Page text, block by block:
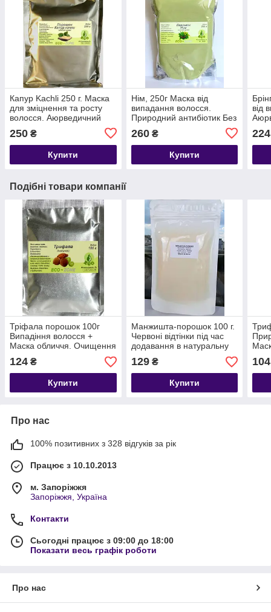
Капур Kachli 250 г. Маска
для зміцнення та росту
волосся. Аюрведичний
порошок. Індія Термін до
01/2029
250 ₴
Купити
Нім, 250г Маска від
випадання волосся.
Природний антибіотик Без
будь-яких добавок. Індія
Термін до 04/2028
260₴
Купити
від
224
Подібні товари компанії
Тріфала порошок 100г
Випадіння волосся +
Маска обличчя. Очищення
та закрепи. Індія. До
01/2027
124 ₴
Купити
Манжишта-порошок 100 г.
Червоні відтінки під час
додавання в натуральну
хну. Індія Термін до
07/2028
129₴
Купити
104
Про нас
100% позитивних з 328 відгуків за рік
Працює з 10.10.2013
м. Запоріжжя
Запоріжжя, Україна
Контакти
Сьогодні працює з 09:00 до 18:00
Показати весь графік роботи
Про нас